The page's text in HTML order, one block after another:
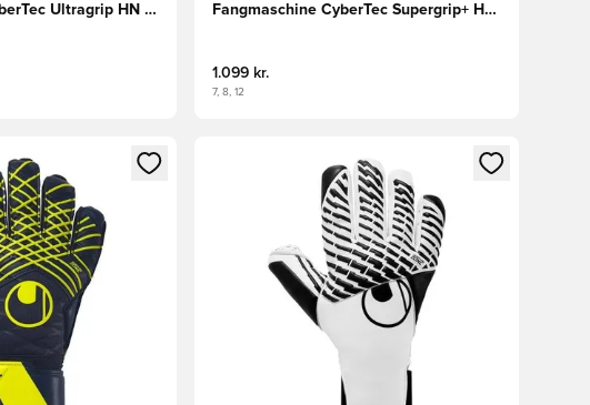
Ultragrip HN -
Fangmaschine CyberTec Supergrip+ HN
1.099 kr.
7, 8, 12
at logge ind eller tilmelde dig som medlemÅbner en Modal til at logge ind eller tilmelde dig